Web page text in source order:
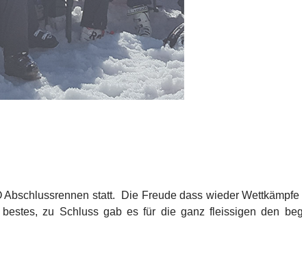
statt. Die Freude dass wieder Wettkämpfe
zu Schluss gab es für die ganz fleissigen den